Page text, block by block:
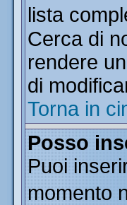
lista
Cerca di
rendere
di
Torna in
Posso
Puoi
momento